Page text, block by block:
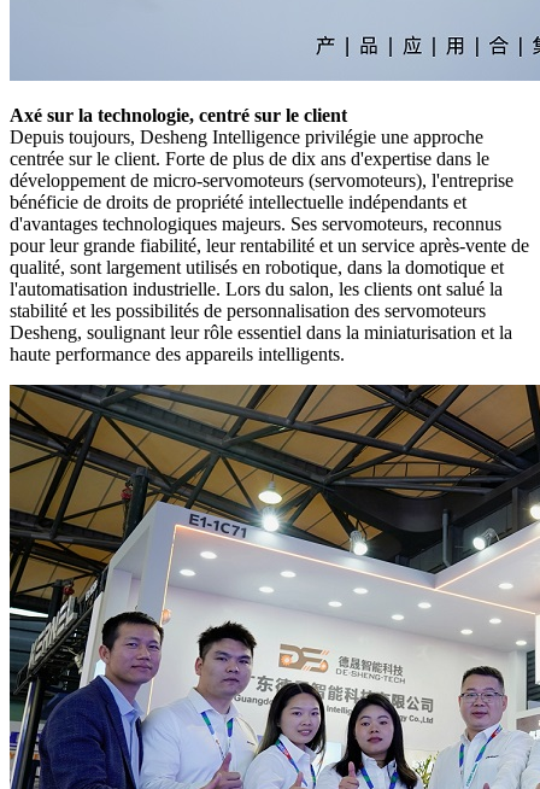
Axé sur la technologie, centré sur le client
Depuis toujours, Desheng Intelligence privilégie une approche
centrée sur le client. Forte de plus de dix ans d'expertise dans le
développement de micro-servomoteurs (servomoteurs), l'entreprise
bénéficie de droits de propriété intellectuelle indépendants et
d'avantages technologiques majeurs. Ses servomoteurs, reconnus
pour leur grande fiabilité, leur rentabilité et un service après-vente de
qualité, sont largement utilisés en robotique, dans la domotique et
l'automatisation industrielle. Lors du salon, les clients ont salué la
stabilité et les possibilités de personnalisation des servomoteurs
Desheng, soulignant leur rôle essentiel dans la miniaturisation et la
haute performance des appareils intelligents.